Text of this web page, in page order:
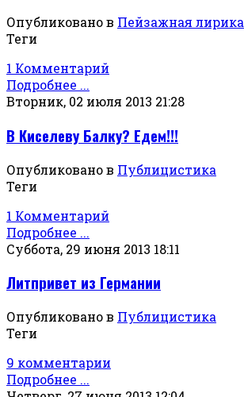
Опубликовано в Пейзажная лирика
Теги
1 Комментарий
Подробнее ...
Вторник, 02 июля 2013 21:28
В Киселеву Балку? Едем!!!
Опубликовано в Публицистика
Теги
1 Комментарий
Подробнее ...
Суббота, 29 июня 2013 18:11
Литпривет из Германии
Опубликовано в Публицистика
Теги
9 комментарии
Подробнее ...